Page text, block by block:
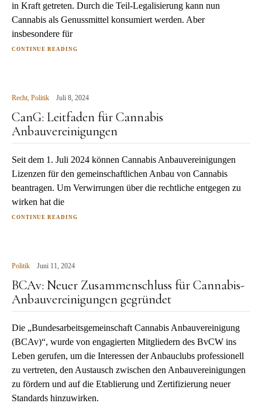
in Kraft getreten. Durch die Teil-Legalisierung kann nun
Cannabis als Genussmittel konsumiert werden. Aber
insbesondere für
CONTINUE READING
Recht, Politik Juli 8, 2024
CanG: Leitfaden für Cannabis
Anbauvereinigungen
Seit dem 1. Juli 2024 können Cannabis Anbauvereinigungen
Lizenzen für den gemeinschaftlichen Anbau von Cannabis
beantragen. Um Verwirrungen über die rechtliche entgegen zu
wirken hat die
CONTINUE READING
Politik Juni 11, 2024
BCAv: Neuer Zusammenschluss für Cannabis-
Anbauvereinigungen gegründet
Die „Bundesarbeitsgemeinschaft Cannabis Anbauvereinigung
(BCAv)“, wurde von engagierten Mitgliedern des BvCW ins
Leben gerufen, um die Interessen der Anbauclubs professionell
zu vertreten, den Austausch zwischen den Anbauvereinigungen
zu fördern und auf die Etablierung und Zertifizierung neuer
Standards hinzuwirken.